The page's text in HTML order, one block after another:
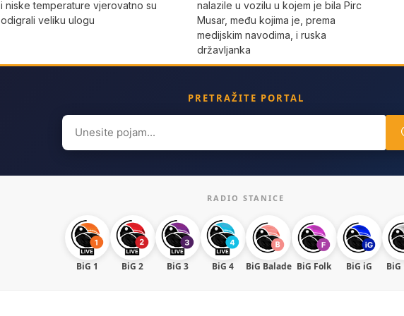
i niske temperature vjerovatno su
odigrali veliku ulogu
nalazile u vozilu u kojem je bila Pirc
Musar, među kojima je, prema
medijskim navodima, i ruska
državljanka
PRETRAŽITE PORTAL
Search
for:
RADIO STANICE
BiG 1 BiG 2 BiG 3 BiG 4 BiG Balade BiG Folk BiG iG BiG